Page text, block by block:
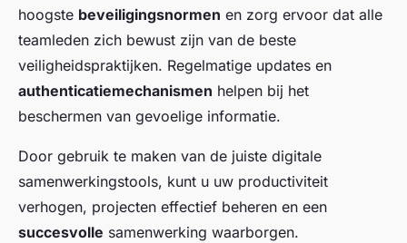
hoogste beveiligingsnormen en zorg ervoor dat alle
teamleden zich bewust zijn van de beste
veiligheidspraktijken. Regelmatige updates en
authenticatiemechanismen helpen bij het
beschermen van gevoelige informatie.
Door gebruik te maken van de juiste digitale
samenwerkingstools, kunt u uw productiviteit
verhogen, projecten effectief beheren en een
succesvolle samenwerking waarborgen.